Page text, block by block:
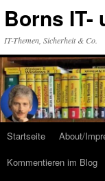
Inhalt
Borns IT-
IT-Themen, Sicherheit & Co.
Startseite About/
Kommentieren im Blog